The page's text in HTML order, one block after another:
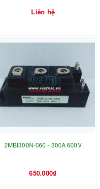
Liên hệ
2MBI300N-060 - 300A 600V
650.000₫